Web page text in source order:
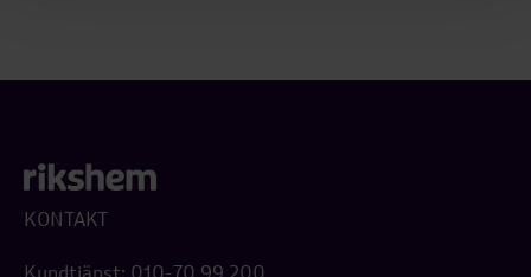
KONTAKT